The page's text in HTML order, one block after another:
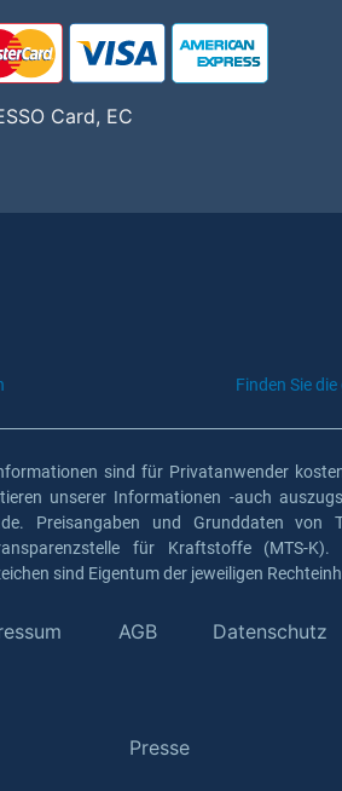
Card, EC
Finden Sie
sind für Privatanwender
unserer Informationen -auch
Preisangaben und Grunddaten
für Kraftstoffe (MTS-
sind Eigentum der jeweiligen
AGB Datenschutz
Presse